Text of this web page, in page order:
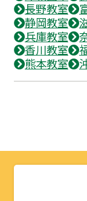
長野教室
静岡教室
兵庫教室
香川教室
熊本教室